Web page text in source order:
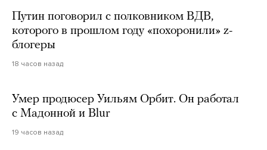
Путин поговорил с полковником ВДВ,
которого в прошлом году «похоронили» z-
блогеры
18 часов назад
Умер продюсер Уильям Орбит. Он работал
с Мадонной и Blur
19 часов назад